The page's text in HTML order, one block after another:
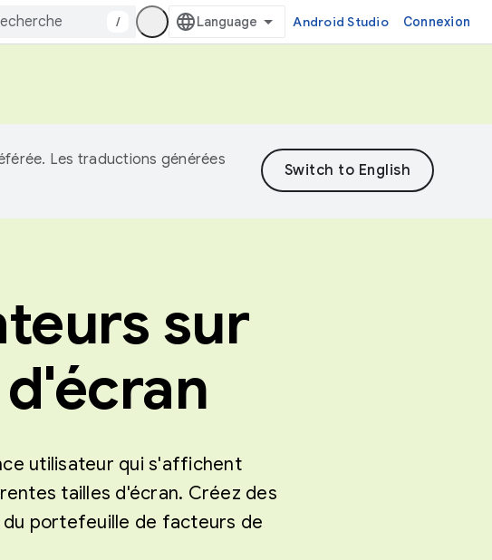
/ Android Studio Connexion
Les traductions générées
sur
utilisateur qui s'affichent
tailles d'écran. Créez des
portefeuille de facteurs de